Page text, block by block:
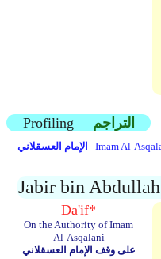
Profiling التراجم
الإمام العسقلاني Imam Al-
Jabir bin
Da'if*
On the Authority of Imam
Al-Asqalani
على وقف الإمام العسقلاني